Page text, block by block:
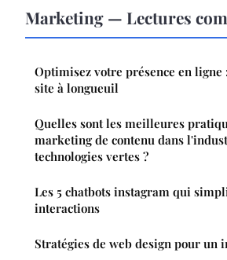
Marketing — Lectures
Optimisez votre présence en ligne
site à longueuil
Quelles sont les meilleures
marketing de contenu dans
technologies vertes ?
Les 5 chatbots instagram qui
interactions
Stratégies de web design pour un